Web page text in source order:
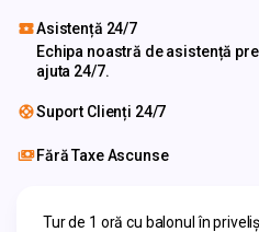
Asistență 24/7
Echipa noastră de asistență
ajuta 24/7.
Suport Clienți 24/7
Fără Taxe Ascunse
Tur de 1 oră cu balonul în